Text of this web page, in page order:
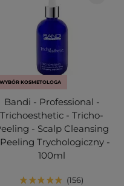
WYBÓR KOSMETOLOGA
Bandi - Professional -
Trichoesthetic - Tricho-
- Scalp Cleansing
Trychologiczny -
100ml
156